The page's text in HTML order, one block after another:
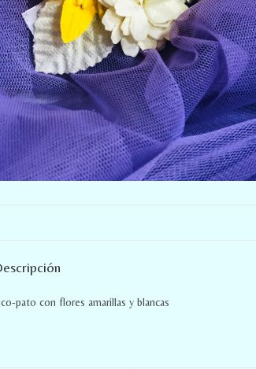
pato con flores amarillas y blancas